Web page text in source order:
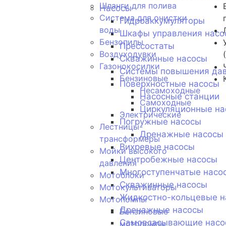
Насосы
Гидроаккумуляторы
Шкафы управления
Прессостаты
Скважинные насосы
Системы повышения
Поверхностные насосы
Насосные станции
Циркуляционные
Погружные насосы
Дренажные насосы
Вихревые насосы
Центробежные насосы
Многоступенчатые
Скважинные насосы
Жидкостно-кольцевые
Дренажные насосы
Самовсасывающие
Шланги для полива
Система для очистки
воды
Бензопилы
Воздуходувки
Газонокосилки
Бензиновые
Несамоходные
Самоходные
Электрические
Лестницы-
трансформеры
Мойки высокого
давления
Мотоблоки
Мотокультиваторы
Мотопомпы
Бензиновые
мотопомпы